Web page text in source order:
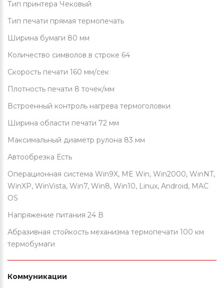
Тип принтера Чековый
Тип печати прямая термопечать
Ширина бумаги 80 мм
Количество символов в строке 64
Скорость печати 160 мм/сек
Плотность печати 8 точек/мм
Встроенный контроль нагрева термоголовки
Ширина области печати 72 мм
Максимальный диаметр рулона 83 мм
Автообрезка Есть
Операционная система Win9X, ME Win, Win2000, WinNT,
WinXP, WinVista, Win7, Win8, Win10, Linux, Android, MAC
OS
Напряжение питания 24 В
Абразивная стойкость механизма термопечати 100 км
термобумаги
Коммуникации